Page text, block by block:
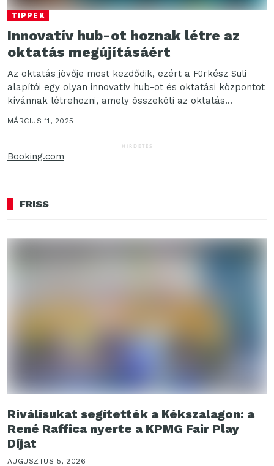
TIPPEK
Innovatív hub-ot hoznak létre az
oktatás megújításáért
Az oktatás jövője most kezdődik, ezért a Fürkész Suli
alapítói egy olyan innovatív hub-ot és oktatási központot
kívánnak létrehozni, amely összeköti az oktatás...
MÁRCIUS 11, 2025
HIRDETÉS
Booking.com
FRISS
Riválisukat segítették a Kékszalagon: a
René Raffica nyerte a KPMG Fair Play
Díjat
AUGUSZTUS 5, 2026